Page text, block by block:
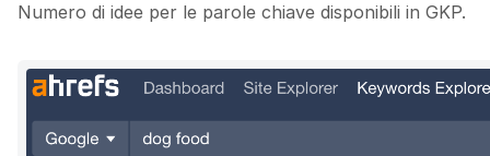
Numero di idee per le parole chiave disponibili in GKP.